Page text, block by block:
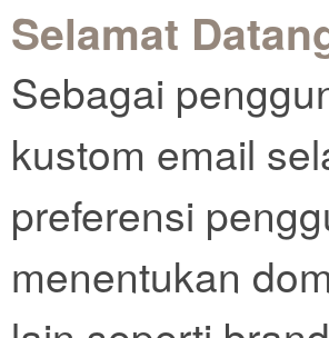
Selamat
Sebagai
kustom email
preferensi
menentukan